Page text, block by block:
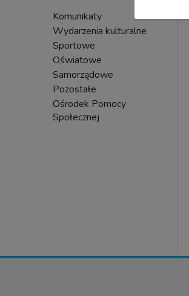
Komunikaty
Wydarzenia kulturalne
Sportowe
Oświatowe
Samorządowe
Pozostałe
Ośrodek Pomocy
Społecznej